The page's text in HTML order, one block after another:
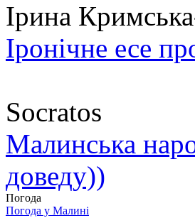
Ірина
Іронічне есе
Socratos
Малинська
доведу))
Погода
Погода у Малині